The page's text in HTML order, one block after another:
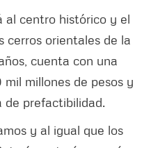
al centro histórico y el
cerros orientales de la
cuenta con una
millones de pesos y
prefactibilidad.
y al igual que los